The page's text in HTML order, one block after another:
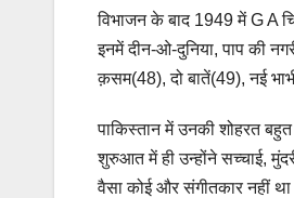
विभाजन के बाद 1949 में G A
इनमें दीन-ओ-दुनिया, पाप की
क़सम(48), दो बातें(49), नई
पाकिस्तान में उनकी शोहरत
शुरुआत में ही उन्होंने सच्चाई,
वैसा कोई और संगीतकार नहीं